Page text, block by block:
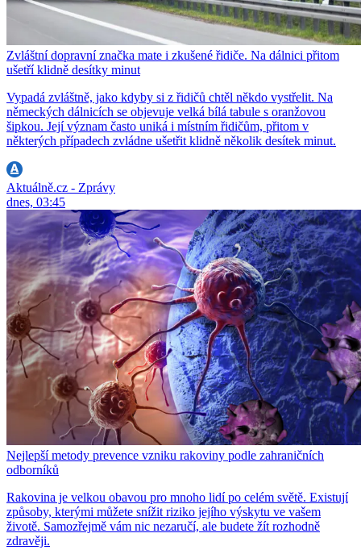
Zvláštní dopravní značka mate i zkušené řidiče. Na dálnici přitom
ušetří klidně desítky minut
Vypadá zvláštně, jako kdyby si z řidičů chtěl někdo vystřelit. Na
německých dálnicích se objevuje velká bílá tabule s oranžovou
šipkou. Její význam často uniká i místním řidičům, přitom v
některých případech zvládne ušetřit klidně několik desítek minut.
Aktuálně.cz - Zprávy
dnes, 03:45
Nejlepší metody prevence vzniku rakoviny podle zahraničních
odborníků
Rakovina je velkou obavou pro mnoho lidí po celém světě. Existují
způsoby, kterými můžete snížit riziko jejího výskytu ve vašem
životě. Samozřejmě vám nic nezaručí, ale budete žít rozhodně
zdravěji.